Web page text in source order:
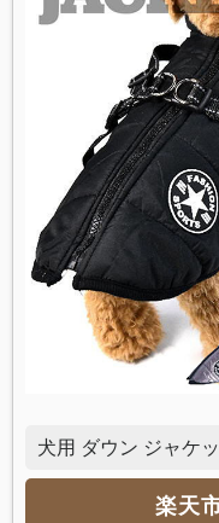
犬用 ダウン ジャケ
楽天